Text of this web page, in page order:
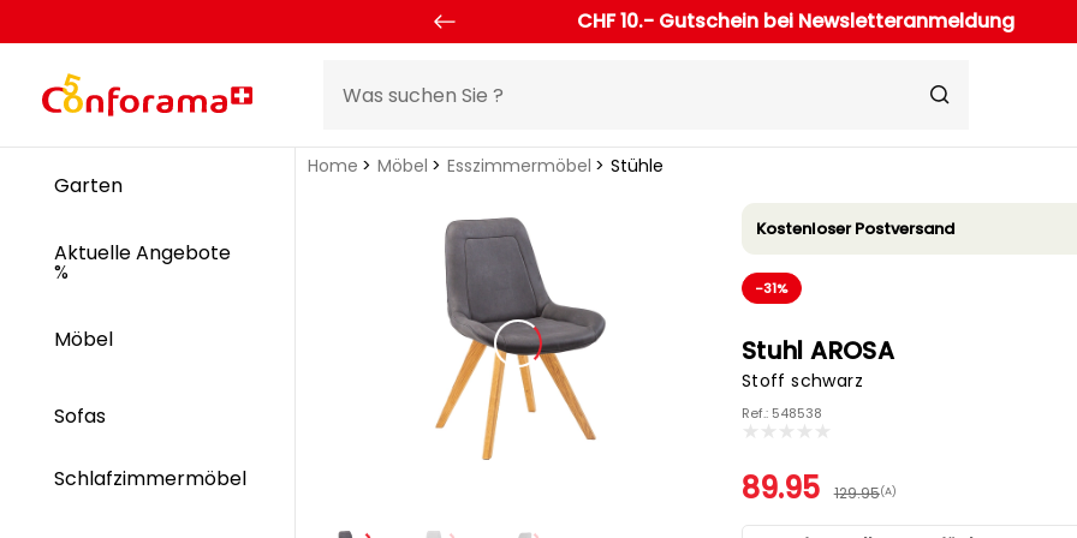
CHF 10.- Gutschein bei Newsletteranmeldung
Garten
Aktuelle Angebote
%
Möbel
Sofas
Schlafzimmermöbel
Home Möbel Esszimmermöbel Stühle
Kostenloser Postversand
-31%
Stuhl AROSA
Stoff schwarz
Ref.: 548538
89.95 129.95(A)